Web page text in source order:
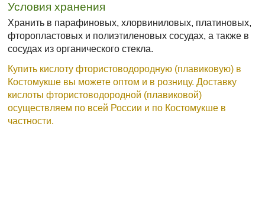
Условия хранения
Хранить в парафиновых, хлорвиниловых, платиновых,
фторопластовых и полиэтиленовых сосудах, а также в
сосудах из органического стекла.
Купить кислоту фтористоводородную (плавиковую) в
Костомукше вы можете оптом и в розницу. Доставку
кислоты фтористоводородной (плавиковой)
осуществляем по всей России и по Костомукше в
частности.